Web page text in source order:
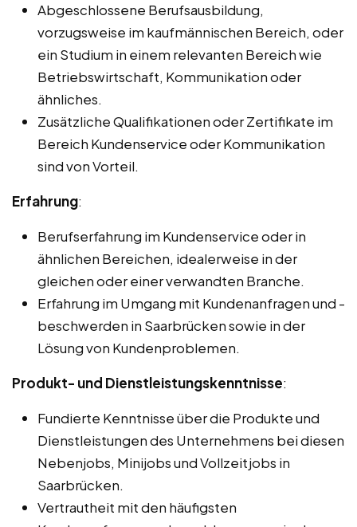
Abgeschlossene Berufsausbildung,
vorzugsweise im kaufmännischen Bereich, oder
ein Studium in einem relevanten Bereich wie
Betriebswirtschaft, Kommunikation oder
ähnliches.
Zusätzliche Qualifikationen oder Zertifikate im
Bereich Kundenservice oder Kommunikation
sind von Vorteil.
Erfahrung:
Berufserfahrung im Kundenservice oder in
ähnlichen Bereichen, idealerweise in der
gleichen oder einer verwandten Branche.
Erfahrung im Umgang mit Kundenanfragen und -
beschwerden in Saarbrücken sowie in der
Lösung von Kundenproblemen.
Produkt- und Dienstleistungskenntnisse:
Fundierte Kenntnisse über die Produkte und
Dienstleistungen des Unternehmens bei diesen
Nebenjobs, Minijobs und Vollzeitjobs in
Saarbrücken.
Vertrautheit mit den häufigsten